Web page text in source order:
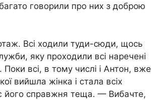
говорили про них з доброю
Всі ходили туди-сюди, щось
яку проходили всі наречені
всі, в тому числі і Антон, вже
вийшла жінка і стала всіх
його справжня теща. — Вибачте,